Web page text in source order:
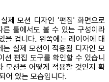
제 모션 디자인 ‘편집' 화면으로
툴에서도 볼 수 있는 구성이라
을 겁니다. 왼쪽에는 레이어에 대
실제 모션이 적용될 디자인 모
션 편집 도구를 확인할 수 있습니
모션을 어떻게 적용할 것인지 확
어 있는 모습입니다.